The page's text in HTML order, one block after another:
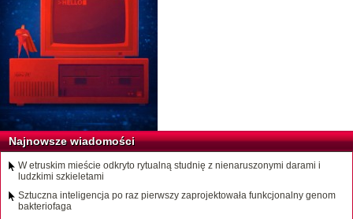
Najnowsze wiadomości
W etruskim mieście odkryto rytualną studnię z nienaruszonymi darami i
ludzkimi szkieletami
Sztuczna inteligencja po raz pierwszy zaprojektowała funkcjonalny genom
bakteriofaga